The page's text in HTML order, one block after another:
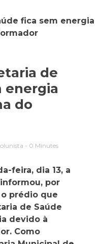
fica sem energia
de
energia
do
- 0 Minutes
feira, dia 13, a
por
prédio que
de Saúde
devido à
Como